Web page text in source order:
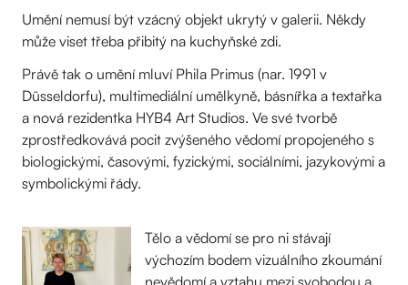
Umění nemusí být vzácný objekt ukrytý v galerii. Někdy
může viset třeba přibitý na kuchyňské zdi.
Právě tak o umění mluví Phila Primus (nar. 1991 v
Düsseldorfu), multimediální umělkyně, básnířka a textařka
a nová rezidentka HYB4 Art Studios. Ve své tvorbě
zprostředkovává pocit zvýšeného vědomí propojeného s
biologickými, časovými, fyzickými, sociálními, jazykovými a
symbolickými řády.
Tělo a vědomí se pro ni stávají
výchozím bodem vizuálního zkoumání
nevědomí a vztahu mezi svobodou a